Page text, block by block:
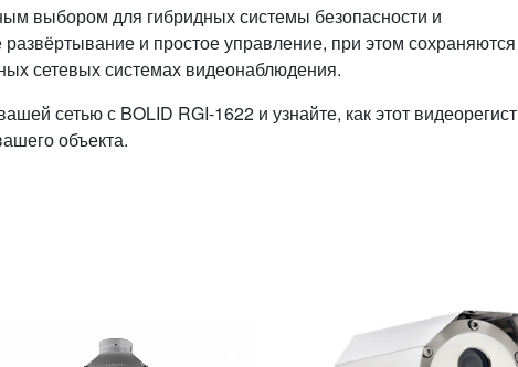
выбором для гибридных системы безопасности и
и простое управление, при этом
сетевых системах видеонаблюдения.
сетью с BOLID RGI‑1622 и узнайте, как этот
объекта.